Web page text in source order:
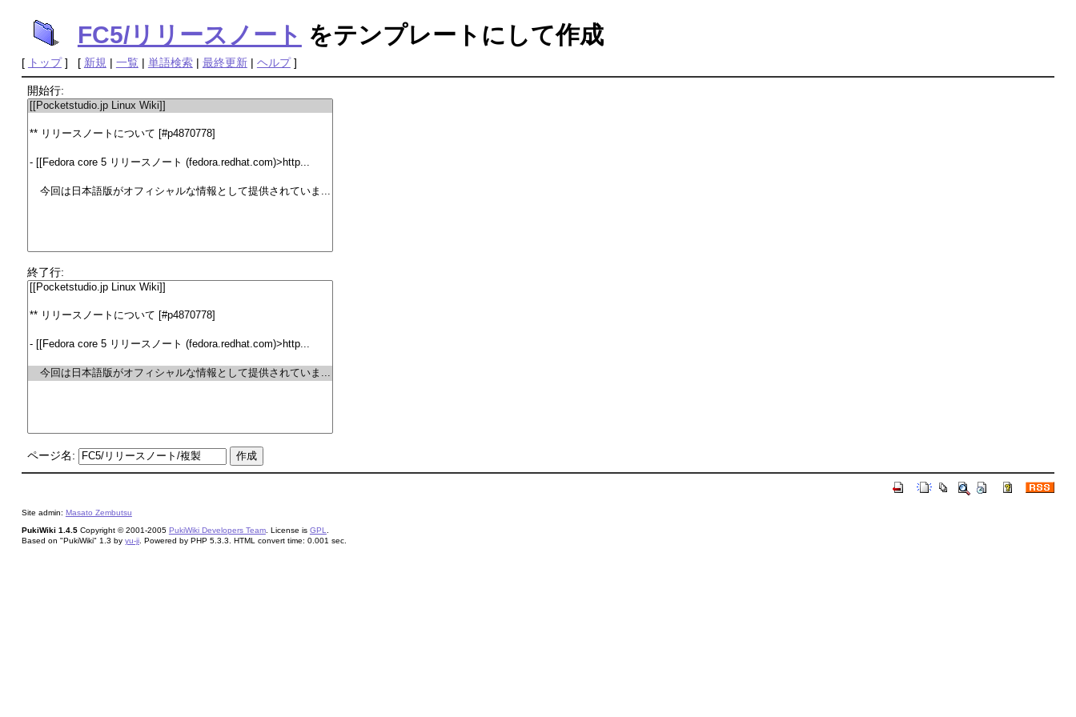
FC5/リリースノート をテンプレートにして作成
[ トップ] [ 新規 | 一覧 | 単語検索| 最終更新| ヘルプ]
開始行:
終了行:
ページ名:
Site admin: Masato Zembutsu
PukiWiki 1.4.5Copyright © 2001-2005 PukiWiki Developers Team. License is GPL
Based on "PukiWiki" 1.3 by yu-ji. Powered by PHP 5.3.3. HTML convert time: 0.001 sec.